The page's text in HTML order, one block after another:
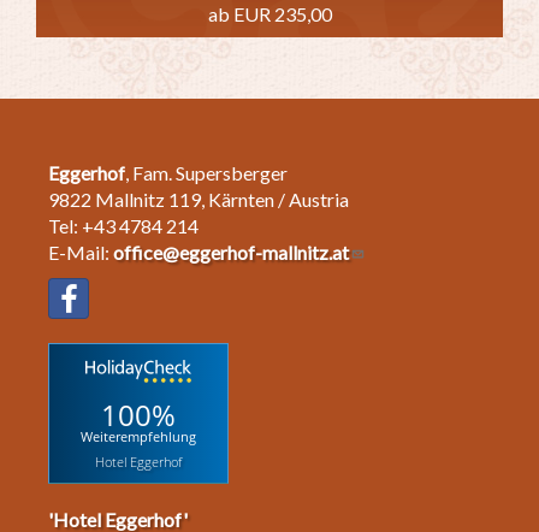
ab EUR 235,00
Eggerhof, Fam. Supersberger
9822 Mallnitz 119, Kärnten / Austria
Tel: +43 4784 214
E-Mail: office@eggerhof-mallnitz.at
100%
Weiterempfehlung
Hotel Eggerhof
'Hotel Eggerhof'